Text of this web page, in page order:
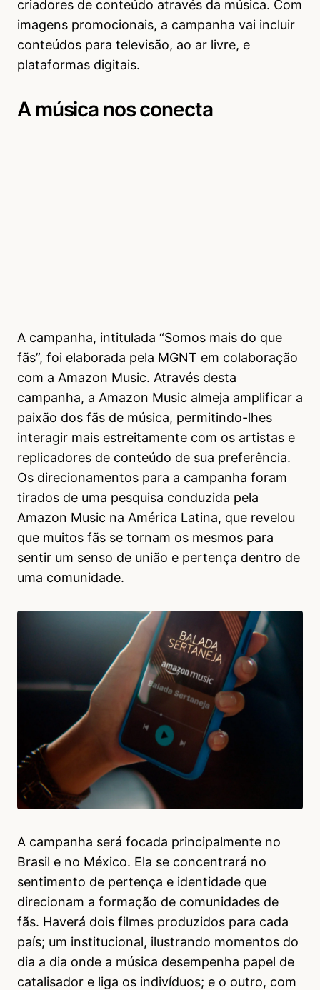
criadores de conteúdo através da música. Com
imagens promocionais, a campanha vai incluir
conteúdos para televisão, ao ar livre, e
plataformas digitais.
A música nos conecta
A campanha, intitulada “Somos mais do que
fãs”, foi elaborada pela MGNT em colaboração
com a Amazon Music. Através desta
campanha, a Amazon Music almeja amplificar a
paixão dos fãs de música, permitindo-lhes
interagir mais estreitamente com os artistas e
replicadores de conteúdo de sua preferência.
Os direcionamentos para a campanha foram
tirados de uma pesquisa conduzida pela
Amazon Music na América Latina, que revelou
que muitos fãs se tornam os mesmos para
sentir um senso de união e pertença dentro de
uma comunidade.
A campanha será focada principalmente no
Brasil e no México. Ela se concentrará no
sentimento de pertença e identidade que
direcionam a formação de comunidades de
fãs. Haverá dois filmes produzidos para cada
país; um institucional, ilustrando momentos do
dia a dia onde a música desempenha papel de
catalisador e liga os indivíduos; e o outro, com